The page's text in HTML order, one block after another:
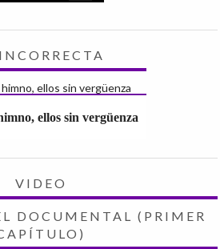
ellos sin vergüenza
VIDEO
DOCUMENTAL (PRIMER